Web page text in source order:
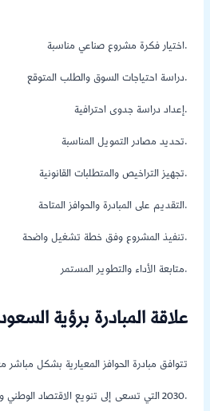
اختيار فكرة مشروع صناعي مناسبة.
دراسة احتياجات السوق والطلب المتوقع.
إعداد دراسة جدوى احترافية.
تحديد مصادر التمويل المناسبة.
تجهيز التراخيص والمتطلبات القانونية.
التقديم على المبادرة والحوافز المتاحة.
تنفيذ المشروع وفق خطة تشغيل واضحة.
متابعة الأداء والتطوير المستمر.
علاقة المبادرة برؤية السعودية
تتوافق مبادرة الحوافز المعيارية بشكل
2030 التي تسعى إلى تنويع الاقتصاد الوطني وتقليل الاعتماد على النفط.